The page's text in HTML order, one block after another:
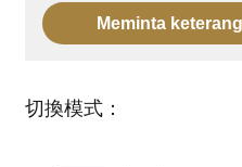
切換模式：